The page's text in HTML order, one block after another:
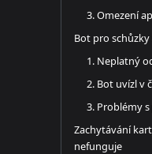
3. Omezení
Bot pro
1. Neplatný
2. Bot uvízl v
3. Problémy
Zachytávání
nefunguje